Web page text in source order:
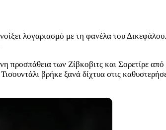
λογαριασμό με τη φανέλα του
προσπάθεια των Ζίβκοβιτς και Σορετίρε
βρήκε ξανά δίχτυα στις